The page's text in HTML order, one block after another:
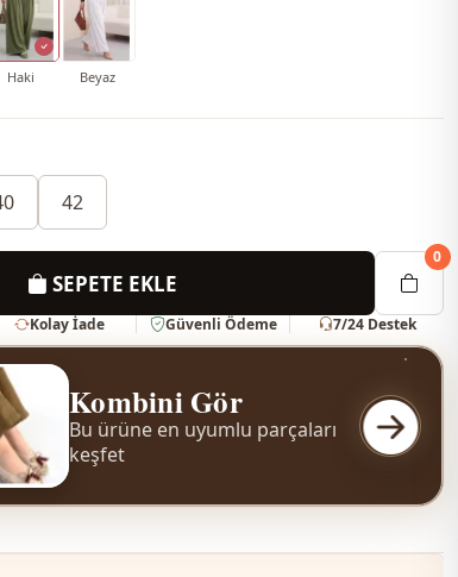
Haki Beyaz
42
SEPETE EKLE
0
Kolay İade Güvenli Ödeme 7/24 Destek
Kombini Gör
Bu ürüne en uyumlu parçaları
keşfet